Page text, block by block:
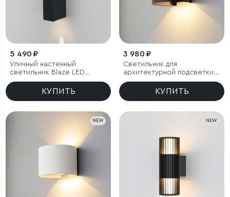
5 490 ₽
Уличный настенный
светильник Blaze LED
3000K черный IP65
КУПИТЬ
3 980 ₽
Светильник для
архитектурной подсветки
BLADE 3000K черный IP54
КУПИТЬ
NEW NEW